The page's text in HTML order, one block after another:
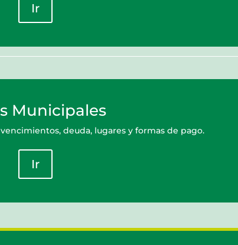
Ir
Municipales
deuda, lugares y formas de pago.
Ir